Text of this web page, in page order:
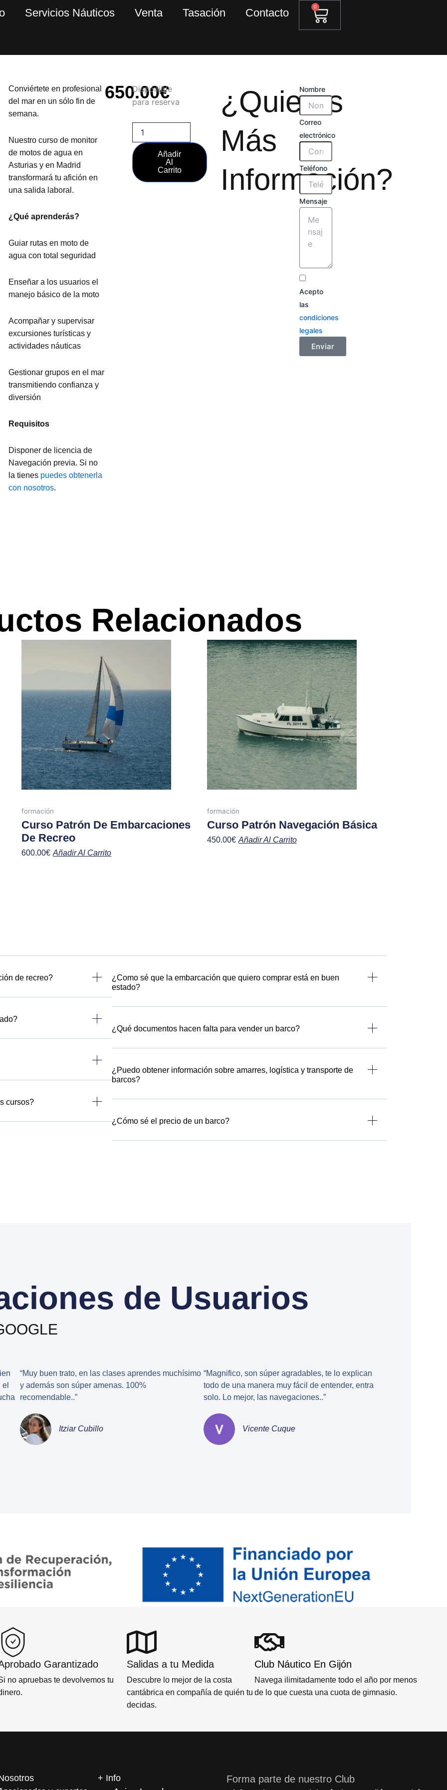
Servicios Náuticos Venta Tasación Contacto 0
Carrito
Conviértete en profesional
del mar en un sólo fin de
semana.
Nuestro curso de monitor
de motos de agua en
Asturias y en Madrid
transformará tu afición en
una salida laboral.
¿Qué aprenderás?
Guiar rutas en moto de
agua con total seguridad
Enseñar a los usuarios el
manejo básico de la moto
Acompañar y supervisar
excursiones turísticas y
actividades náuticas
Gestionar grupos en el mar
transmitiendo confianza y
diversión
Requisitos
Disponer de licencia de
Navegación previa. Si no
la tienes puedes obtenerla
con nosotros.
650.00€
Disponible
para reserva
Curso
Monitor
Moto
cantidad
Añadir
Al
Carrito
¿Quieres
Más
Información?
Nombre
Correo
electrónico
Teléfono
Mensaje
Acepto
las
condiciones
legales
Enviar
Relacionados
formación
Curso Patrón De Embarcaciones
De Recreo
600.00€ Añadir Al Carrito
formación
Curso Patrón Navegación Básica
450.00€ Añadir Al Carrito
de recreo?
cursos?
¿Como sé que la embarcación que quiero comprar está en buen
estado?
¿Qué documentos hacen falta para vender un barco?
¿Puedo obtener información sobre amarres, logística y transporte de
barcos?
¿Cómo sé el precio de un barco?
de Usuarios
“Muy buen trato, en las clases aprendes muchísimo
y además son súper amenas. 100%
recomendable..”
Itziar Cubillo
“Magnifico, son súper agradables, te lo explican
todo de una manera muy fácil de entender, entra
solo. Lo mejor, las navegaciones..”
Vicente Cuque
Garantizado
no apruebas te devolvemos tu
Salidas a tu Medida
Descubre lo mejor de la costa
cantábrica en compañía de quién tu
decidas.
Club Náutico En Gijón
Navega ilimitadamente todo el año por menos
de lo que cuesta una cuota de gimnasio.
+ Info Forma parte de nuestro Club